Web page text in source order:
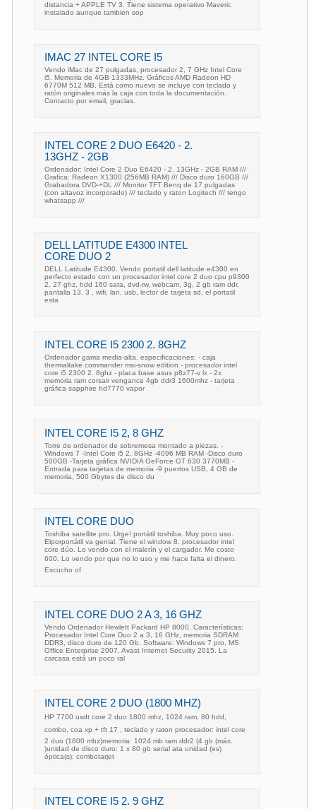
distancia + APPLE TV 3. Tiene sistema operativo Maveric
instalado aunque tambien sop
IMAC 27 INTEL CORE I5
Vendo iMac de 27 pulgadas, procesador 2, 7 GHz Intel Core
i5. Memoria de 4GB 1333MHz. Gráficos AMD Radeon HD
6770M 512 MB. Está como nuevo se incluye con teclado y
ratón originales más la caja con toda la documentación.
Contacto por email, gracias.
INTEL CORE 2 DUO E6420 - 2.
13GHZ - 2GB
Ordenador: Intel Core 2 Duo E6420 - 2. 13GHz - 2GB RAM ///
Grafica: Radeon X1300 (256MB RAM) /// Disco duro 160GB ///
Grabadora DVD-+DL /// Monitor TFT Benq de 17 pulgadas
(con altavoz incorporado) /// teclado y raton Logitech /// tengo
whatsapp ///
DELL LATITUDE E4300 INTEL
CORE DUO 2
DELL Latitude E4300. Vendo portatil dell latitude e4300 en
perfecto estado con un procesador intel core 2 duo cpu p9300
2, 27 ghz, hdd 160 sata, dvd-rw, webcam, 3g, 2 gb ram ddr,
pantalla 13, 3 , wifi, lan, usb, lector de tarjeta sd, el portatil
esta
INTEL CORE I5 2300 2. 8GHZ
Ordenador gama media-alta. especificaciones: - caja
thermaltake commander msi-snow edition - procesador intel
core i5 2300 2. 8ghz - placa base asus p8z77-v lx - 2x
memoria ram corsair vengance 4gb ddr3 1600mhz - tarjeta
gráfica sapphire hd7770 vapor
INTEL CORE I5 2, 8 GHZ
Torre de ordenador de sobremesa montado a piezas. -
Windows 7 -Intel Core i5 2, 8GHz -4096 MB RAM -Disco duro
500GB -Tarjeta gráfica NVIDIA GeForce GT 630 3770MB -
Entrada para tarjetas de memoria -9 puertos USB, 4 GB de
memoria, 500 Gbytes de disco du
INTEL CORE DUO
Toshiba satellite pro. Urge! portátil toshiba. Muy poco uso.
Elporportátil va genial. Tiene el window 8. procesador intel
core dúo. Lo vendo con el maletín y el cargador. Me costo
600. Lo vendo por que no lo uso y me hace falta el dinero.
Escucho of
INTEL CORE DUO 2 A 3, 16 GHZ
Vendo Ordenador Hewlett Packard HP 8000. Características:
Procesador Intel Core Duo 2 a 3, 16 GHz, memoria SDRAM
DDR3, disco duro de 120 Gb. Software: Windows 7 pro, MS
Office Enterprise 2007, Avast Internet Security 2015. La
carcasa está un poco ral
INTEL CORE 2 DUO (1800 MHZ)
HP 7700 usdt core 2 duo 1800 mhz, 1024 ram, 80 hdd,
combo, coa xp + tft 17 , teclado y raton procesador: intel core
2 duo (1800 mhz)memoria: 1024 mb ram ddr2 (4 gb (máx.
)unidad de disco duro: 1 x 80 gb serial ata unidad (es)
óptica(s): combotarjet
INTEL CORE I5 2. 9 GHZ